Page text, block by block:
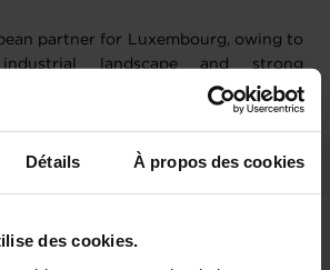
Détails À propos des cookies
des cookies.
partner for Luxembourg, owing to
landscape and strong
In this context, the mission will
Brescia, two major industrial hubs at
aerospace hub, while Brescia ranks